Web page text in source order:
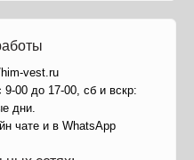
vest.ru
00 до 17-00, сб и вскр:
дни.
чате и в WhatsApp